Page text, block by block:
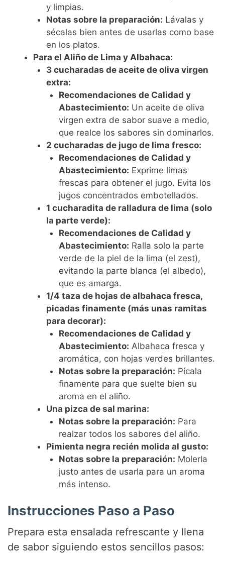
y limpias.
Notas sobre la preparación: Lávalas y
sécalas bien antes de usarlas como base
en los platos.
Para el Aliño de Lima y Albahaca:
3 cucharadas de aceite de oliva virgen
extra:
Recomendaciones de Calidad y
Abastecimiento: Un aceite de oliva
virgen extra de sabor suave a medio,
que realce los sabores sin dominarlos.
2 cucharadas de jugo de lima fresco:
Recomendaciones de Calidad y
Abastecimiento: Exprime limas
frescas para obtener el jugo. Evita los
jugos concentrados embotellados.
1 cucharadita de ralladura de lima (solo
la parte verde):
Recomendaciones de Calidad y
Abastecimiento: Ralla solo la parte
verde de la piel de la lima (el zest),
evitando la parte blanca (el albedo),
que es amarga.
1/4 taza de hojas de albahaca fresca,
picadas finamente (más unas ramitas
para decorar):
Recomendaciones de Calidad y
Abastecimiento: Albahaca fresca y
aromática, con hojas verdes brillantes.
Notas sobre la preparación: Pícala
finamente para que suelte bien su
aroma en el aliño.
Una pizca de sal marina:
Notas sobre la preparación: Para
realzar todos los sabores del aliño.
Pimienta negra recién molida al gusto:
Notas sobre la preparación: Molerla
justo antes de usarla para un aroma
más intenso.
Instrucciones Paso a Paso
Prepara esta ensalada refrescante y llena
de sabor siguiendo estos sencillos pasos: